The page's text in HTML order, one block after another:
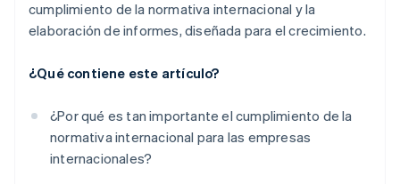
cumplimiento de la normativa internacional y la
elaboración de informes, diseñada para el crecimiento.
¿Qué contiene este artículo?
¿Por qué es tan importante el cumplimiento de la
normativa internacional para las empresas
internacionales?